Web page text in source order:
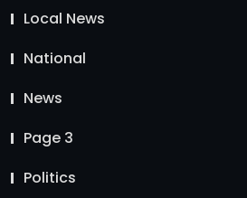
Local News
National
News
Page 3
Politics